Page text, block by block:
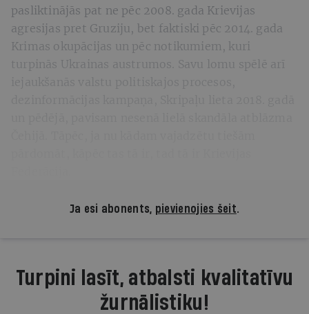
pasliktinājās pat ne pēc 2008. gada Krievijas
agresijas pret Gruziju, bet faktiski pēc 2014. gada
Krimas okupācijas un pēc notikumiem, kuri
turpinās Ukrainas austrumos. Savu lomu spēlē arī
Ja esi abonents, pievienojies šeit.
Turpini lasīt, atbalsti kvalitatīvu
žurnālistiku!